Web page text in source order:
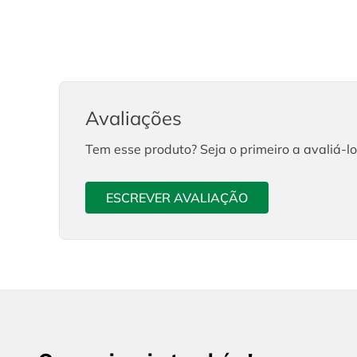
Avaliações
Tem esse produto? Seja o primeiro a avaliá-
ESCREVER AVALIAÇÃO